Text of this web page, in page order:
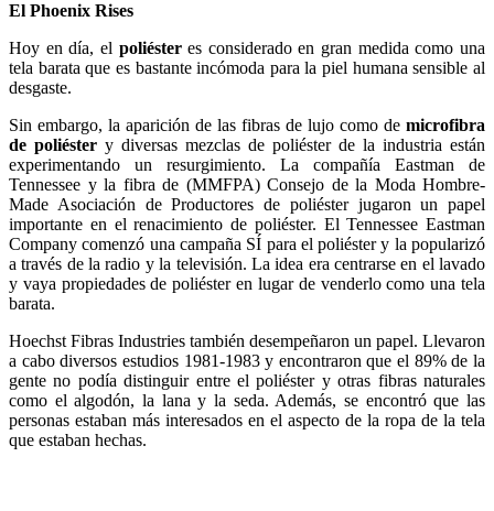
El Phoenix Rises
Hoy en día, el poliésteres considerado en gran medida como una
tela barata que es bastante incómoda para la piel humana sensible al
desgaste.
Sin embargo, la aparición de las fibras de lujo como de microfibra
de poliéster y diversas mezclas de poliéster de la industria están
experimentando un resurgimiento. La compañía Eastman de
Tennessee y la fibra de (MMFPA) Consejo de la Moda Hombre-
Made Asociación de Productores de poliéster jugaron un papel
importante en el renacimiento de poliéster. El Tennessee Eastman
Company comenzó una campaña SÍ para el poliéster y la popularizó
a través de la radio y la televisión. La idea era centrarse en el lavado
y vaya propiedades de poliéster en lugar de venderlo como una tela
barata.
Hoechst Fibras Industries también desempeñaron un papel. Llevaron
a cabo diversos estudios 1981-1983 y encontraron que el 89% de la
gente no podía distinguir entre el poliéster y otras fibras naturales
como el algodón, la lana y la seda. Además, se encontró que las
personas estaban más interesados en el aspecto de la ropa de la tela
que estaban hechas.